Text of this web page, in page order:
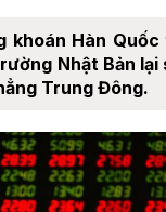
khoán Hàn
Nhật Bản lại
Trung Đông.